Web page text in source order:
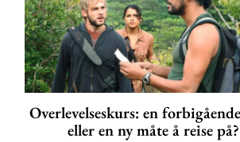
Overlevelseskurs: en
eller en ny måte å reise på?